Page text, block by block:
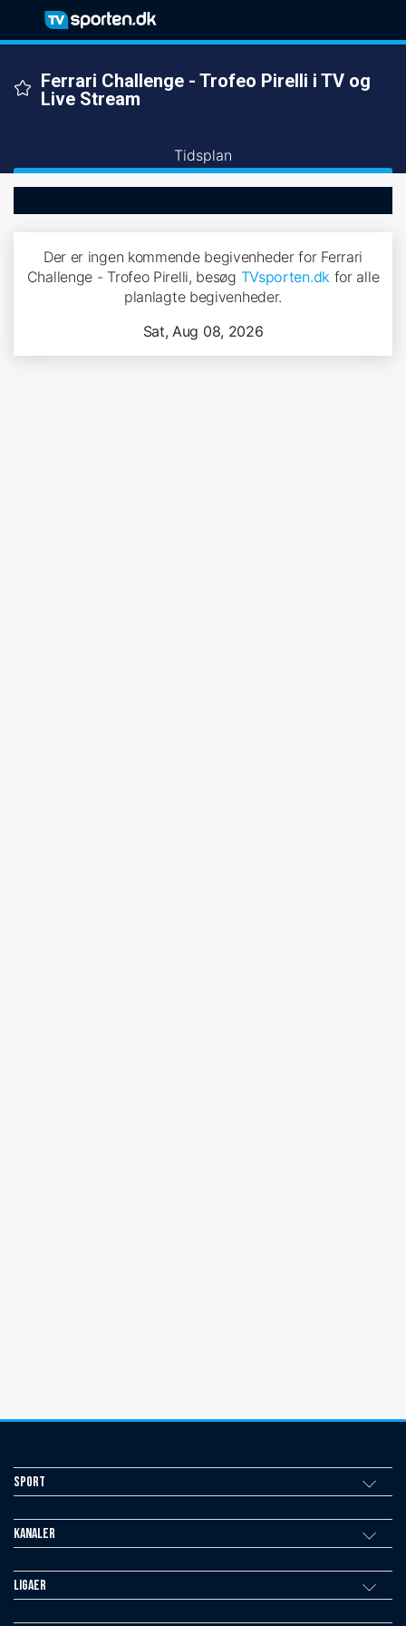
Ferrari Challenge - Trofeo Pirelli i TV og
Live Stream
Tidsplan
Der er ingen kommende begivenheder for Ferrari
Challenge - Trofeo Pirelli, besøg TVsporten.dkfor alle
planlagte begivenheder.
Sat, Aug 08, 2026
Sport
Kanaler
Ligaer